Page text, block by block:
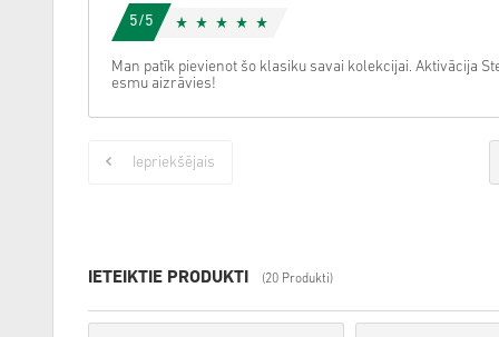
5/5
Man patīk pievienot šo klasiku savai kolekcijai. Aktivācija
esmu aizrāvies!
Iepriekšējais
IETEIKTIE PRODUKTI (20 Produkti)